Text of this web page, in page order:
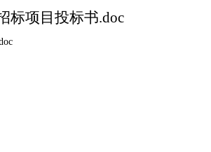
标项目投标书.doc